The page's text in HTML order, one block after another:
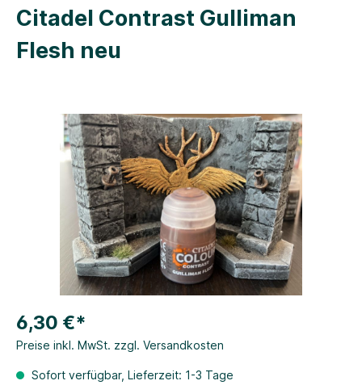
Citadel Contrast Gulliman
Flesh neu
6,30 €*
Preise inkl. MwSt. zzgl. Versandkosten
Sofort verfügbar, Lieferzeit: 1-3 Tage